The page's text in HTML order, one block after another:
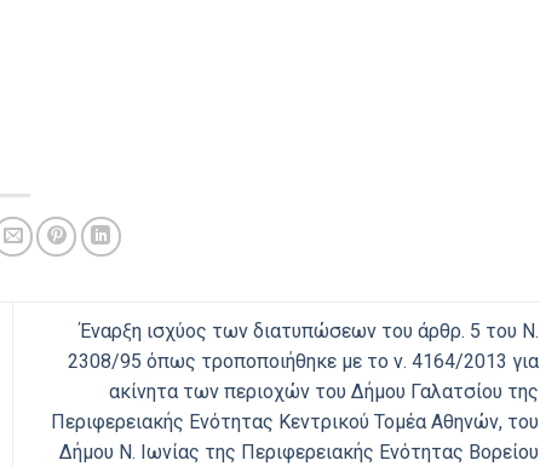
Έναρξη ισχύος των διατυπώσεων του άρθρ. 5 του Ν.
2308/95 όπως τροποποιήθηκε με το ν. 4164/2013 για
ακίνητα των περιοχών του Δήμου Γαλατσίου της
Περιφερειακής Ενότητας Κεντρικού Τομέα Αθηνών, του
Δήμου Ν. Ιωνίας της Περιφερειακής Ενότητας Βορείου